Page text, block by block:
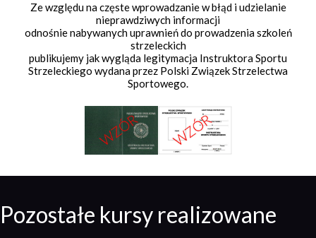
Ze względu na częste wprowadzanie w błąd i udzielanie
nieprawdziwych informacji
odnośnie nabywanych uprawnień do prowadzenia szkoleń
strzeleckich
publikujemy jak wygląda legitymacja Instruktora Sportu
Strzeleckiego wydana przez Polski Związek Strzelectwa
Sportowego.
Pozostałe kursy realizowane